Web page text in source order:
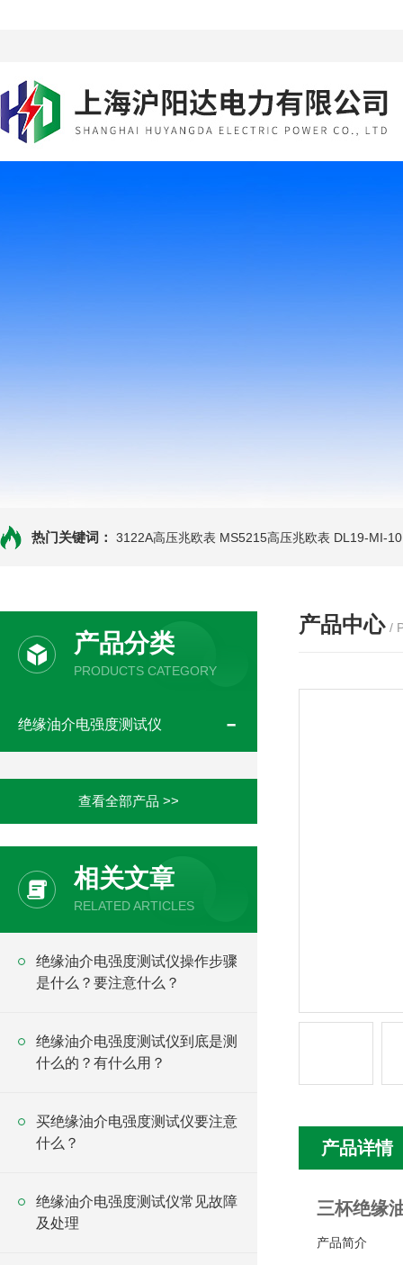
热门关键词： 3122A高压兆欧表 MS5215高压兆欧表 DL19-MI-
产品分类
PRODUCTS CATEGORY
绝缘油介电强度测试仪
查看全部产品 >>
相关文章
RELATED ARTICLES
绝缘油介电强度测试仪操作步骤
是什么？要注意什么？
绝缘油介电强度测试仪到底是测
什么的？有什么用？
买绝缘油介电强度测试仪要注意
什么？
绝缘油介电强度测试仪常见故障
及处理
产品中心 /
产品详情
三杯绝缘
产品简介